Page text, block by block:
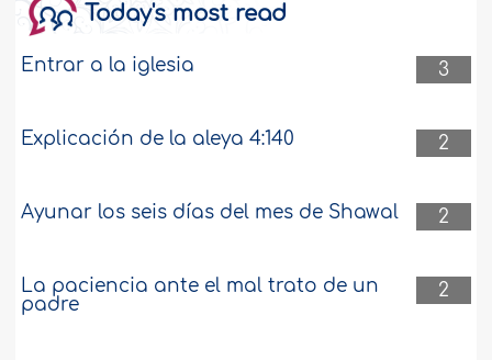
Today's most read
3
Entrar a la iglesia
2
Explicación de la aleya 4:140
2
Ayunar los seis días del mes de Shawal
2
La paciencia ante el mal trato de un
padre